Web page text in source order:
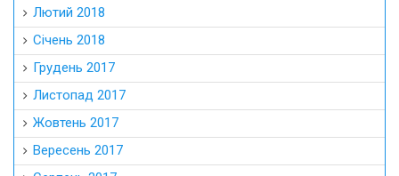
Лютий 2018
Січень 2018
Грудень 2017
Листопад 2017
Жовтень 2017
Вересень 2017